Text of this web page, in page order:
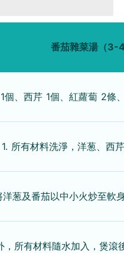
番茄雜菜湯（3-
個、西芹 1個、紅蘿蔔 2條
1. 所有材料洗淨，洋葱、西
洋葱及番茄以中小火炒至軟
，所有材料隨水加入，煲